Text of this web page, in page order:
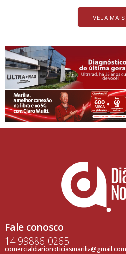
VEJA MAIS
Fale conosco
14 99886-0265
comercialdiarionoticiasmarilia@gmail.com